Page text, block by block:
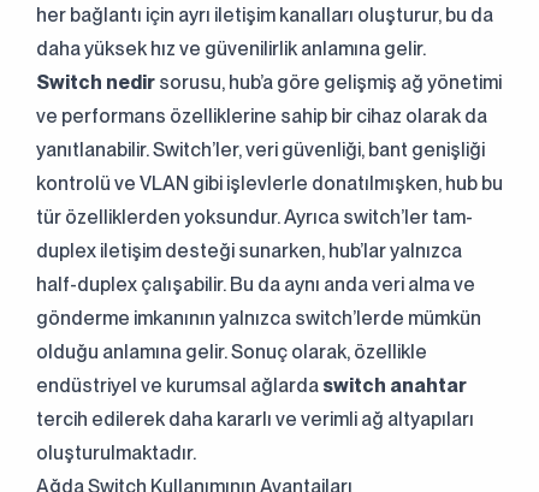
her bağlantı için ayrı iletişim kanalları oluşturur, bu da
daha yüksek hız ve güvenilirlik anlamına gelir.
Switch nedir sorusu, hub’a göre gelişmiş ağ yönetimi
ve performans özelliklerine sahip bir cihaz olarak da
yanıtlanabilir. Switch’ler, veri güvenliği, bant genişliği
kontrolü ve VLAN gibi işlevlerle donatılmışken, hub bu
tür özelliklerden yoksundur. Ayrıca switch’ler tam-
duplex iletişim desteği sunarken, hub’lar yalnızca
half-duplex çalışabilir. Bu da aynı anda veri alma ve
gönderme imkanının yalnızca switch’lerde mümkün
olduğu anlamına gelir. Sonuç olarak, özellikle
endüstriyel ve kurumsal ağlarda switch anahtar
tercih edilerek daha kararlı ve verimli ağ altyapıları
oluşturulmaktadır.
Ağda Switch Kullanımının Avantajları